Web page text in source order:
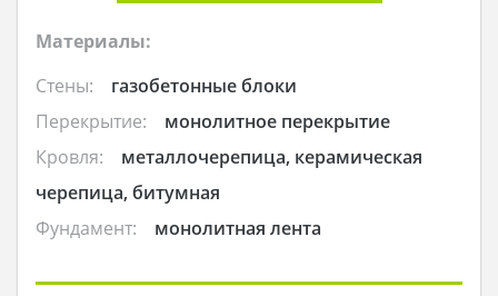
Материалы:
Стены:
газобетонные блоки
Перекрытие:
монолитное перекрытие
Кровля:
металлочерепица, керамическая
черепица, битумная
Фундамент:
монолитная лента